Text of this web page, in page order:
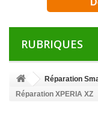
RUBRIQUES
Réparation
Réparation XPERIA XZ